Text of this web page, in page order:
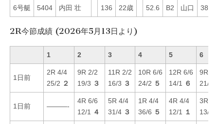
6号艇 5404 内田 壮 136 22歳 52.6 B2 山口 38
2R今節成績 (2026年5月13日より)
1 2 3 4 5 6
1日前
2R 4/4
25/2 ２
9R 2/2
19/3 ３
11R 2/2
16/3 ３
10R 6/6
24/2 ５
12R 6/6
14/1
６
9R 4/
21/4
1日前 ———-
4R 6/6
12/1
４
5R 4/4
31/4 ３
1R 4/4
36/6 ５
4R 4/4
12/1
１
3R 5/
13/4